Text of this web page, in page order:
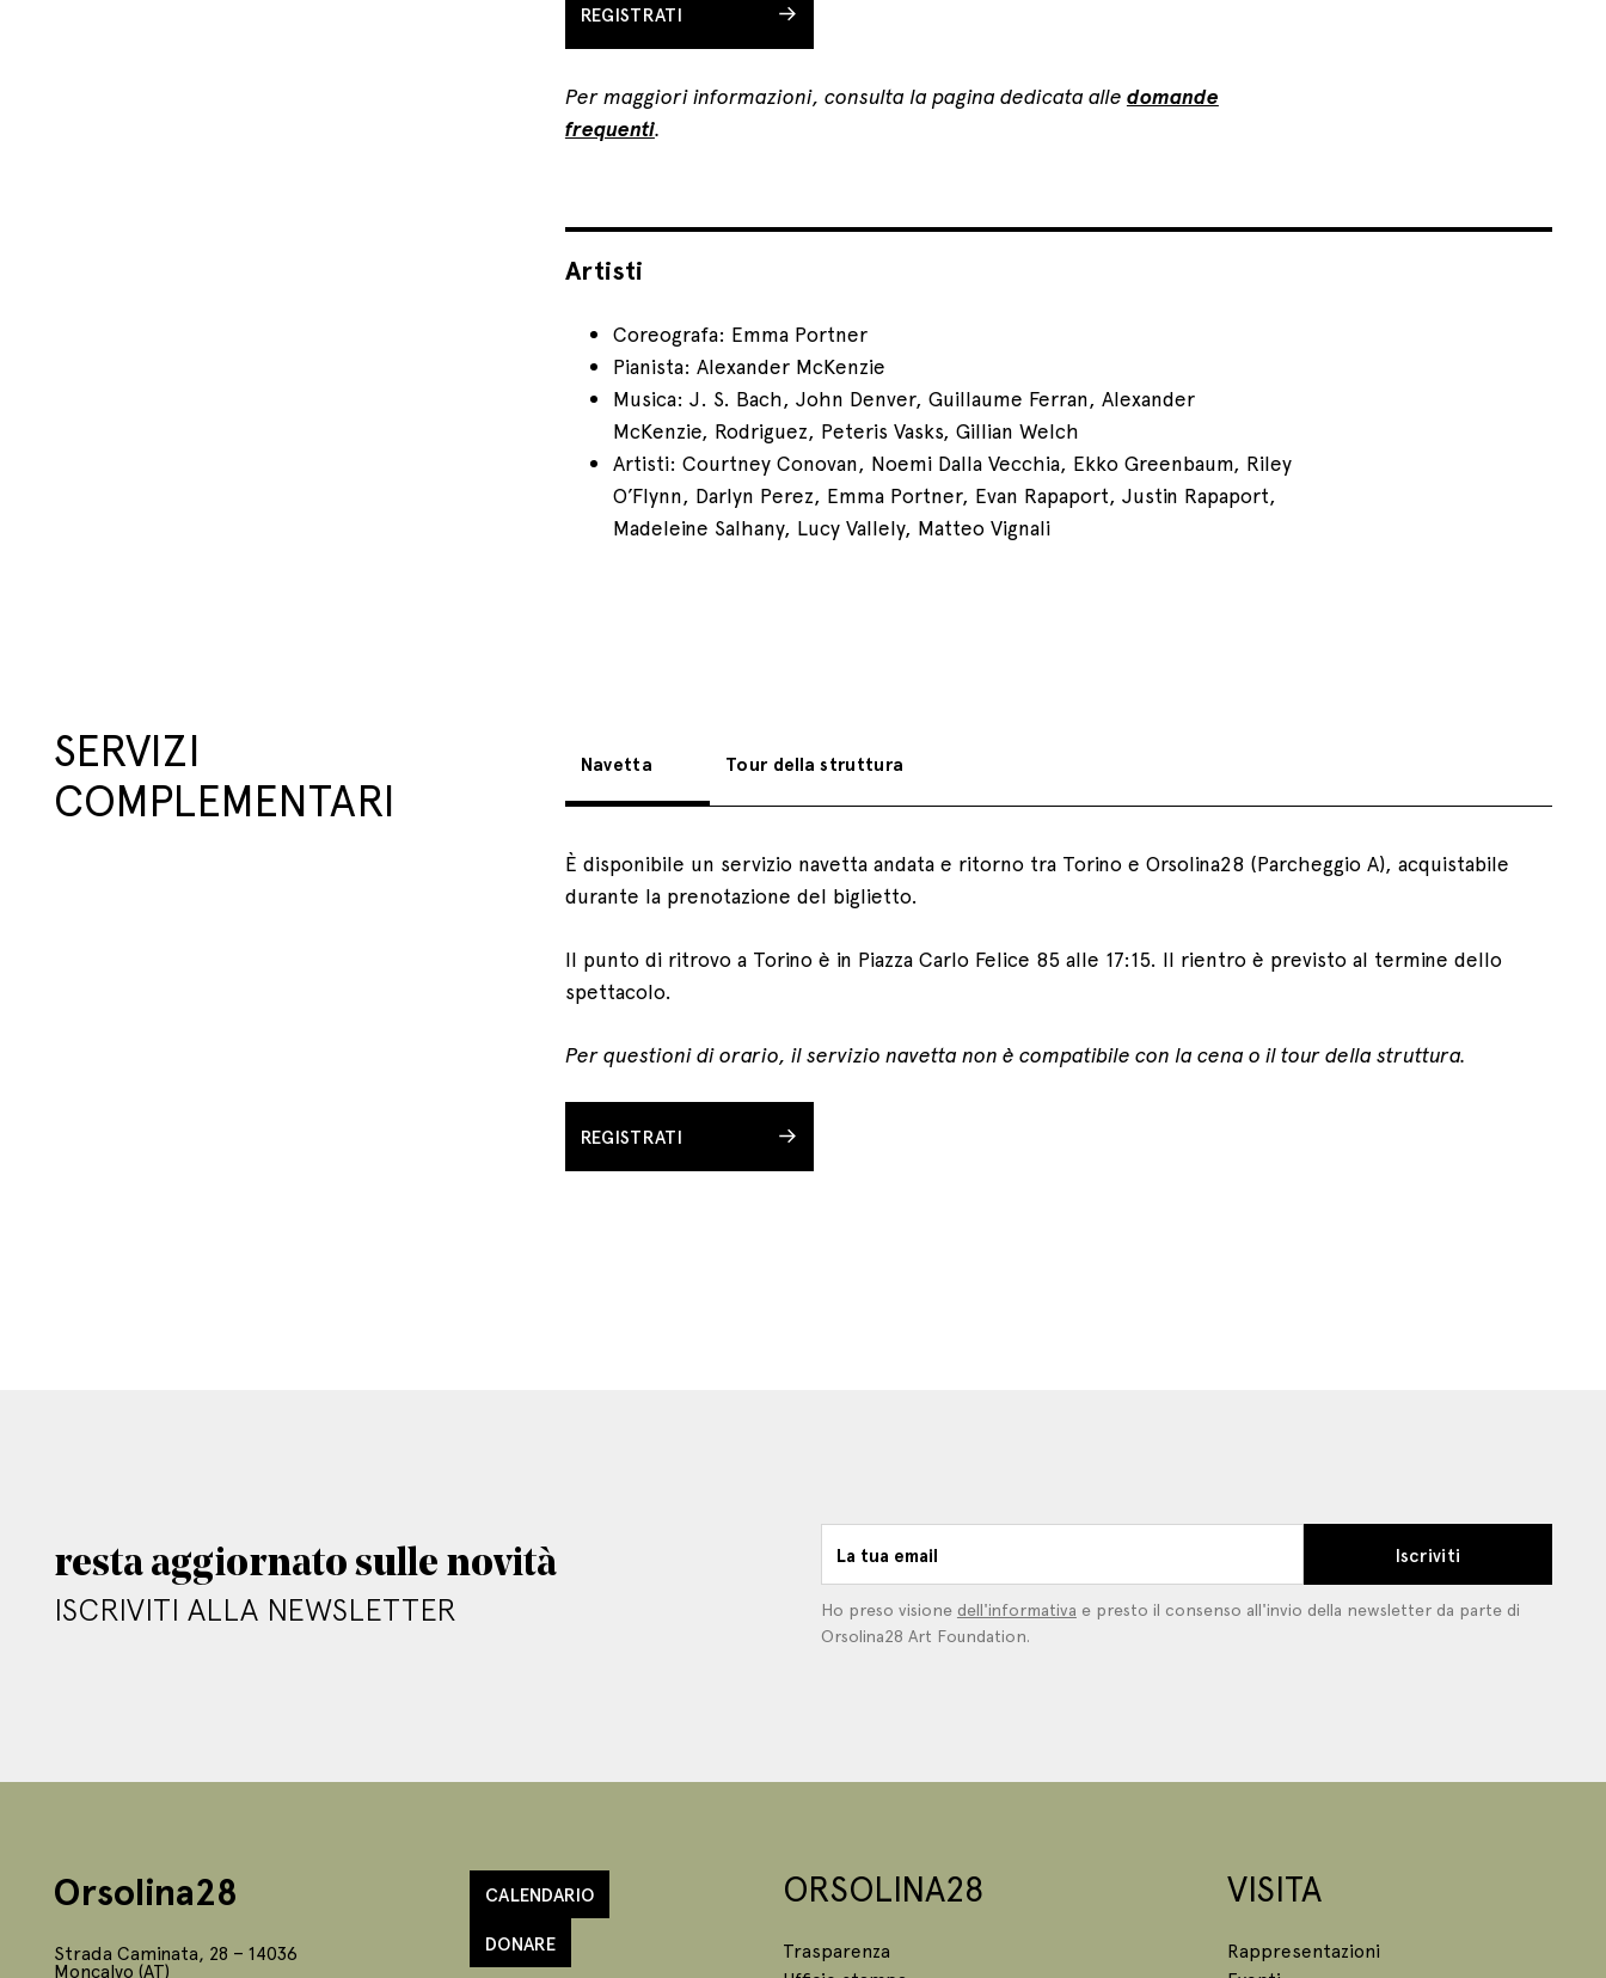
REGISTRATI
Per maggiori informazioni, consulta la pagina dedicata alle domande
frequenti.
Artisti
Coreografa: Emma Portner
Pianista: Alexander McKenzie
Musica: J. S. Bach, John Denver, Guillaume Ferran, Alexander
McKenzie, Rodriguez, Peteris Vasks, Gillian Welch
Artisti: Courtney Conovan, Noemi Dalla Vecchia, Ekko Greenbaum, Riley
O’Flynn, Darlyn Perez, Emma Portner, Evan Rapaport, Justin Rapaport,
Madeleine Salhany, Lucy Vallely, Matteo Vignali
SERVIZI
COMPLEMENTARI
Navetta Tour della struttura
È disponibile un servizio navetta andata e ritorno tra Torino e Orsolina28 (Parcheggio A), acquistabile
durante la prenotazione del biglietto.
Il punto di ritrovo a Torino è in Piazza Carlo Felice 85 alle 17:15. Il rientro è previsto al termine dello
spettacolo.
Per questioni di orario, il servizio navetta non è compatibile con la cena o il tour della struttura.
REGISTRATI
resta aggiornato sulle novità
ISCRIVITI ALLA NEWSLETTER
La tua email Iscriviti
Ho preso visione dell'informativa e presto il consenso all'invio della newsletter da parte di
Orsolina28 Art Foundation.
Orsolina28
Strada Caminata, 28 – 14036
Moncalvo (AT)
CALENDARIO
DONARE
ORSOLINA28
Trasparenza
VISITA
Rappresentazioni